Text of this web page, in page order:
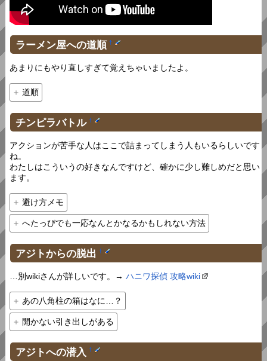
ラーメン屋への道順 †
あまりにもやり直しすぎて覚えちゃいましたよ。
道順
チンピラバトル †
アクションが苦手な人はここで詰まってしまう人もいるらしいです
ね。
わたしはこういうの好きなんですけど、確かに少し難しめだと思い
ます。
避け方メモ
へたっぴでも一応なんとかなるかもしれない方法
アジトからの脱出 †
…別wikiさんが詳しいです。→ハニワ探偵 攻略wiki
あの八角柱の箱はなに…？
開かない引き出しがある
アジトへの潜入 †